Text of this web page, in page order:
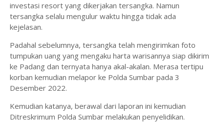
investasi resort yang dikerjakan tersangka. Namun
tersangka selalu mengulur waktu hingga tidak ada
kejelasan.
Padahal sebelumnya, tersangka telah mengirimkan foto
tumpukan uang yang mengaku harta warisannya siap dikirim
ke Padang dan ternyata hanya akal-akalan. Merasa tertipu
korban kemudian melapor ke Polda Sumbar pada 3
Desember 2022.
Kemudian katanya, berawal dari laporan ini kemudian
Ditreskrimum Polda Sumbar melakukan penyelidikan.